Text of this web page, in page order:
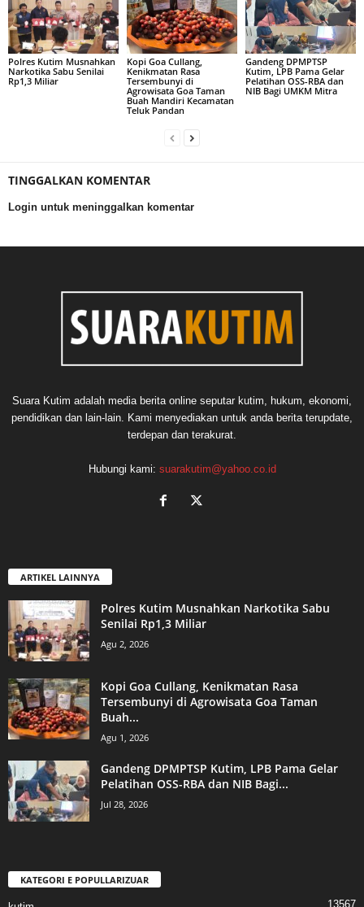
Polres Kutim Musnahkan
Narkotika Sabu Senilai
Rp1,3 Miliar
Kopi Goa Cullang,
Kenikmatan Rasa
Tersembunyi di
Agrowisata Goa Taman
Buah Mandiri Kecamatan
Teluk Pandan
Gandeng DPMPTSP
Kutim, LPB Pama Gelar
Pelatihan OSS-RBA dan
NIB Bagi UMKM Mitra
TINGGALKAN KOMENTAR
Login untuk meninggalkan komentar
Suara Kutim adalah media berita online seputar kutim, hukum, ekonomi,
pendidikan dan lain-lain. Kami menyediakan untuk anda berita terupdate,
terdepan dan terakurat.
Hubungi kami: suarakutim@yahoo.co.id
ARTIKEL LAINNYA
Polres Kutim Musnahkan Narkotika Sabu
Senilai Rp1,3 Miliar
Agu 2, 2026
Kopi Goa Cullang, Kenikmatan Rasa
Tersembunyi di Agrowisata Goa Taman
Buah...
Agu 1, 2026
Gandeng DPMPTSP Kutim, LPB Pama Gelar
Pelatihan OSS-RBA dan NIB Bagi...
Jul 28, 2026
KATEGORI E POPULLARIZUAR
13567